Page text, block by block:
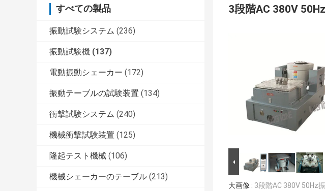
すべての製品
振動試験システム (236)
振動試験機 (137)
電動振動シェーカー (172)
振動テーブルの試験装置 (134)
衝撃試験システム (240)
機械衝撃試験装置 (125)
隆起テスト機械 (106)
機械シェーカーのテーブル (213)
3段階AC 380V
大画像 : 3段階AC 380V 50Hz